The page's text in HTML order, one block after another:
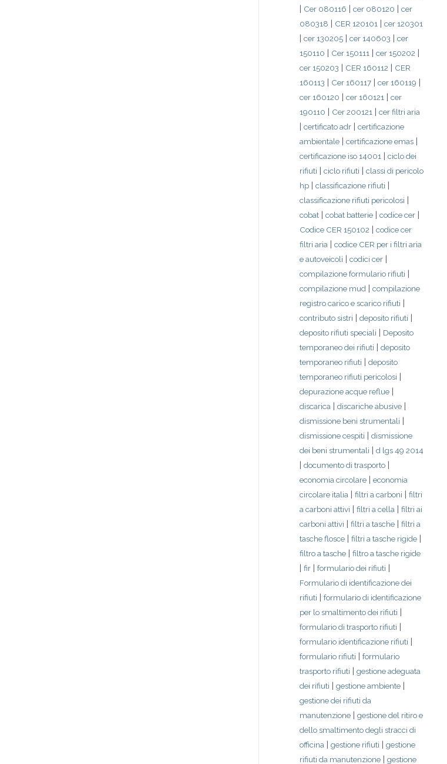
| Cer 080116 | cer 080120 | cer
080318 | CER 120101 | cer 120301
| cer 130205 | cer 140603 | cer
150110 | Cer 150111 | cer 150202 |
cer 150203 | CER 160112 | CER
160113 | Cer 160117 | cer 160119 |
cer 160120 | cer 160121 | cer
190110 | Cer 200121 | cer filtri aria
| certificato adr | certificazione
ambientale | certificazione emas |
certificazione iso 14001 | ciclo dei
rifiuti | ciclo rifiuti | classi di pericolo
hp | classificazione rifiuti |
classificazione rifiuti pericolosi |
cobat | cobat batterie | codice cer |
Codice CER 150102 | codice cer
filtri aria | codice CER per i filtri aria
e autoveicoli | codici cer |
compilazione formulario rifiuti |
compilazione mud | compilazione
registro carico e scarico rifiuti |
contributo sistri | deposito rifiuti |
deposito rifiuti speciali | Deposito
temporaneo dei rifiuti | deposito
temporaneo rifiuti | deposito
temporaneo rifiuti pericolosi |
depurazione acque reflue |
discarica | discariche abusive |
dismissione beni strumentali |
dismissione cespiti | dismissione
dei beni strumentali | d lgs 49 2014
| documento di trasporto |
economia circolare | economia
circolare italia | filtri a carboni | filtri
a carboni attivi | filtri a cella | filtri ai
carboni attivi | filtri a tasche | filtri a
tasche flosce | filtri a tasche rigide |
filtro a tasche | filtro a tasche rigide
| fir | formulario dei rifiuti |
Formulario di identificazione dei
rifiuti | formulario di identificazione
per lo smaltimento dei rifiuti |
formulario di trasporto rifiuti |
formulario identificazione rifiuti |
formulario rifiuti | formulario
trasporto rifiuti | gestione adeguata
dei rifiuti | gestione ambiente |
gestione dei rifiuti da
manutenzione | gestione del ritiro e
dello smaltimento degli stracci di
officina | gestione rifiuti | gestione
rifiuti da manutenzione | gestione